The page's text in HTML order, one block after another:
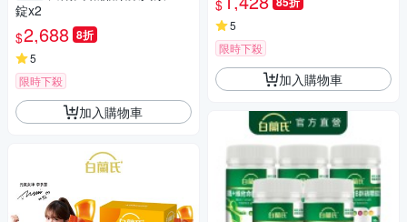
錠x2
$2,688 8折
5
限時下殺
加入購物車
$
5
限時下殺
加入購物車